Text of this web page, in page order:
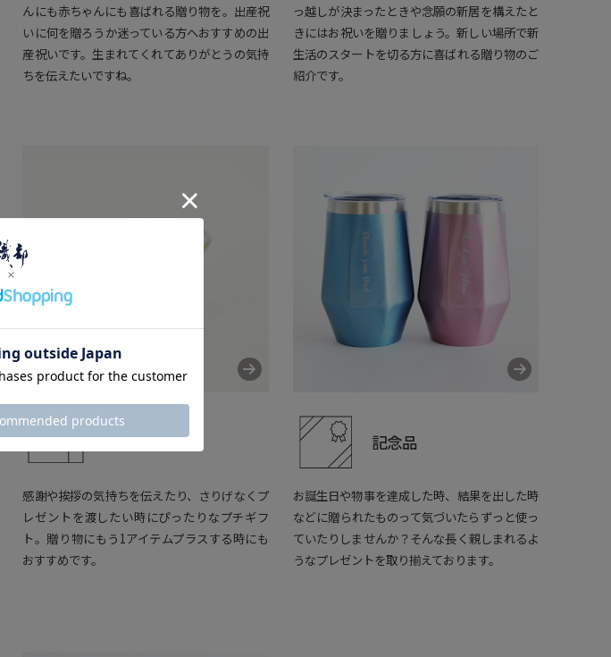
んにも赤ちゃんにも喜ばれる贈り物を。出産祝
いに何を贈ろうか迷っている方へおすすめの出
産祝いです。生まれてくれてありがとうの気持
ちを伝えたいですね。
っ越しが決まったときや念願の新居を構えたと
きにはお祝いを贈りましょう。新しい場所で新
生活のスタートを切る方に喜ばれる贈り物のご
紹介です。
プチギフト
感謝や挨拶の気持ちを伝えたり、さりげなくプ
レゼントを渡したい時にぴったりなプチギフ
ト。贈り物にもう1アイテムプラスする時にも
おすすめです。
記念品
お誕生日や物事を達成した時、結果を出した時
などに贈られたものって気づいたらずっと使っ
ていたりしませんか？そんな長く親しまれるよ
うなプレゼントを取り揃えております。